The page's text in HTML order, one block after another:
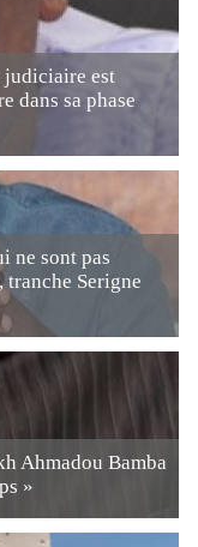
judiciaire est
dans sa phase
ne sont pas
tranche Serigne
Ahmadou Bamba
»